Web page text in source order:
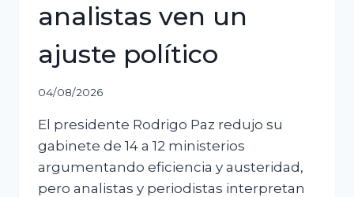
analistas ven un
ajuste político
04/08/2026
El presidente Rodrigo Paz redujo su
gabinete de 14 a 12 ministerios
argumentando eficiencia y austeridad,
pero analistas y periodistas interpretan